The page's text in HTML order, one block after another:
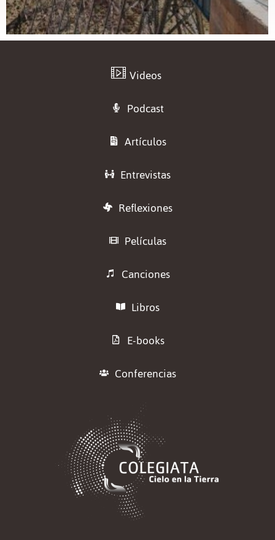
Videos
Podcast
Artículos
Entrevistas
Reflexiones
Películas
Canciones
Libros
E-books
Conferencias